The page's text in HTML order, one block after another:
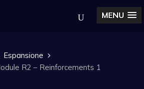
MENU
Espansione
R2 – Reinforcements 1